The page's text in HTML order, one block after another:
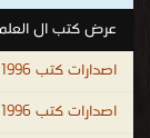
لما له من أثر
الكريمة وما أروع
ولا ميراثاً ولا
الحالكة، وهو
عرض كتب ال
اصدارات كتب 1996 في كتب تقنية المعلومات
اصدارات كتب 1996 في كتب التاريخ